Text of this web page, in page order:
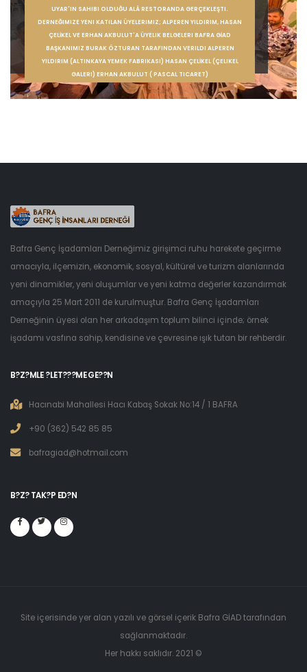
UYAR'IN SAHIBI OLDUĞU ALÂ RESTORANDA GERÇEKLEŞTI.
DERNEĞIMIZE YENI KATILAN ÜYELERIMIZ; ALPEREN YILDIRIM, HASAN
ÇELİKEL VE ERHAN AKBULUT'A ÜYELIK BELGELERI BAFRA GİAD
BAŞKANIMIZ BURAK ÖZTURAN TARAFINDAN VERILDI ALPEREN
YILDIRIM (ALTINKAYA YEMEK FABRIKASI) HASAN ÇELİKEL (ÇELIKEL
GALERI) ERHAN AKBULUT ( PASCAL TICARET)
Bafra Genç İşadamları Derneğimiz girişimci ruhu harekete geçirme
amacıyla, ilçemizin, ekonomik, sosyal, kültürel ve turizm alanlarında
yeni dinamikler, yeni oluşumlar ve yeni katma değerler kazandırmak
amaçıyla 25 Mart 2011 de kurulmuştur. Bafra Genç İşadamları
Derneğinin üyesi olan her arkadaşım toplum bilinci içinde; örnek
işadamı vasfına sahip, kendisine ve çevresine ışık tutan bir rehberdir.
B?Z?MLE ?LET???ME GE??N
Hacınabi Mahallesi Hacı Kabaş Sokak No:14 / 1 BAFRA
+90 (362) 542 85 85
bafragiad@hotmail.com
B?Z? TAK?P ED?N
Site içerisinde yer alan yazılı ve görsel içerik Bafra GİAD tarafından
sağlanmaktadır.
Her hakkı saklıdır. 2021 ©